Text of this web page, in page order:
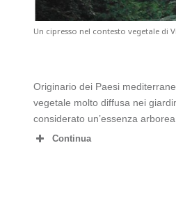
Un cipresso nel contesto vegetale di
Originario dei Paesi
vegetale molto diffusa nei
considerato un’essenza
Continua